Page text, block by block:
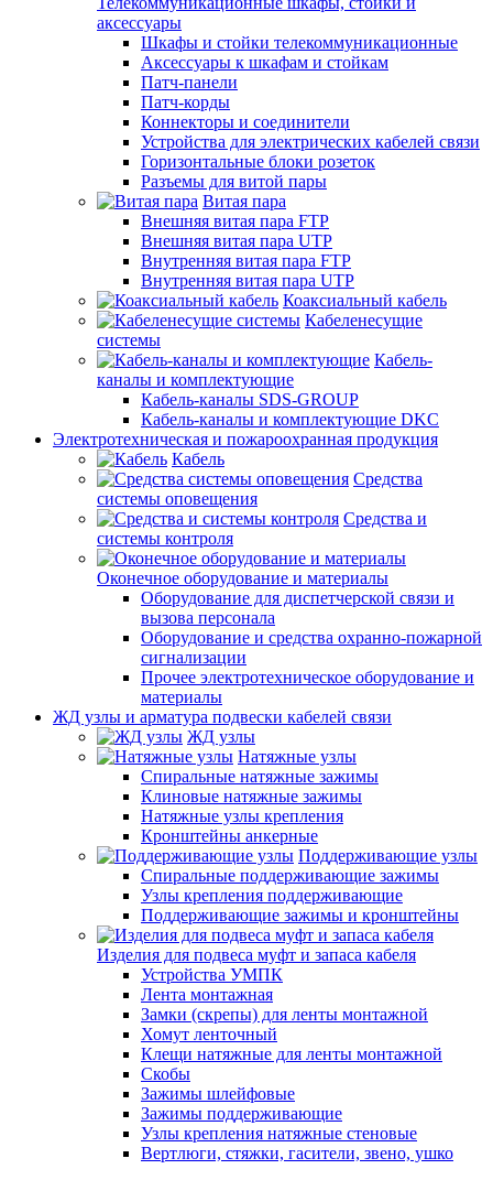
аксессуары
Шкафы и стойки телекоммуникационные
Аксессуары к шкафам и стойкам
Патч-панели
Патч-корды
Коннекторы и соединители
Устройства для электрических кабелей связи
Горизонтальные блоки розеток
Разъемы для витой пары
Витая пара
Внешняя витая пара FTP
Внешняя витая пара UTP
Внутренняя витая пара FTP
Внутренняя витая пара UTP
Коаксиальный кабель
Кабеленесущие
системы
Кабель-
каналы и комплектующие
Кабель-каналы SDS-GROUP
Кабель-каналы и комплектующие DKC
Электротехническая и пожароохранная продукция
Кабель
Средства
системы оповещения
Средства и
системы контроля
Оконечное оборудование и материалы
Оборудование для диспетчерской связи и
вызова персонала
Оборудование и средства охранно-пожарной
сигнализации
Прочее электротехническое оборудование и
материалы
ЖД узлы и арматура подвески кабелей связи
ЖД узлы
Натяжные узлы
Спиральные натяжные зажимы
Клиновые натяжные зажимы
Натяжные узлы крепления
Кронштейны анкерные
Поддерживающие узлы
Спиральные поддерживающие зажимы
Узлы крепления поддерживающие
Поддерживающие зажимы и кронштейны
Изделия для подвеса муфт и запаса кабеля
Устройства УМПК
Лента монтажная
Замки (скрепы) для ленты монтажной
Хомут ленточный
Клещи натяжные для ленты монтажной
Скобы
Зажимы шлейфовые
Зажимы поддерживающие
Узлы крепления натяжные стеновые
Вертлюги, стяжки, гасители, звено, ушко